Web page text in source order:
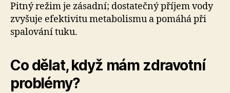
Pitný režim je zásadní; dostatečný příjem vody
zvyšuje efektivitu metabolismu a pomáhá při
spalování tuku.
Co dělat, když mám zdravotní
problémy?